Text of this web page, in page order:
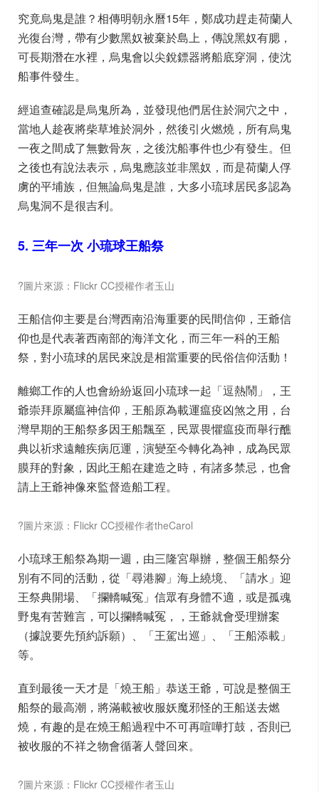
究竟烏鬼是誰？相傳明朝永曆15年，鄭成功趕走荷蘭人
光復台灣，帶有少數黑奴被棄於島上，傳說黑奴有腮，
可長期潛在水裡，烏鬼會以尖銳鏢器將船底穿洞，使沈
船事件發生。
經追查確認是烏鬼所為，並發現他們居住於洞穴之中，
當地人趁夜將柴草堆於洞外，然後引火燃燒，所有烏鬼
一夜之間成了無數骨灰，之後沈船事件也少有發生。但
之後也有說法表示，烏鬼應該並非黑奴，而是荷蘭人俘
虜的平埔族，但無論烏鬼是誰，大多小琉球居民多認為
烏鬼洞不是很吉利。
5. 三年一次 小琉球王船祭
?圖片來源：Flickr CC授權作者玉山
王船信仰主要是台灣西南沿海重要的民間信仰，王爺信
仰也是代表著西南部的海洋文化，而三年一科的王船
祭，對小琉球的居民來說是相當重要的民俗信仰活動！
離鄉工作的人也會紛紛返回小琉球一起「逗熱鬧」，王
爺崇拜原屬瘟神信仰，王船原為載運瘟疫凶煞之用，台
灣早期的王船祭多因王船飄至，民眾畏懼瘟疫而舉行醮
典以祈求遠離疾病厄運，演變至今轉化為神，成為民眾
膜拜的對象，因此王船在建造之時，有諸多禁忌，也會
請上王爺神像來監督造船工程。
?圖片來源：Flickr CC授權作者theCarol
小琉球王船祭為期一週，由三隆宮舉辦，整個王船祭分
別有不同的活動，從「尋港腳」海上繞境、「請水」迎
王祭典開場、「攔轎喊冤」信眾有身體不適，或是孤魂
野鬼有苦難言，可以攔轎喊冤，，王爺就會受理辦案
（據說要先預約訴願）、「王駕出巡」、「王船添載」
等。
直到最後一天才是「燒王船」恭送王爺，可說是整個王
船祭的最高潮，將滿載被收服妖魔邪怪的王船送去燃
燒，有趣的是在燒王船過程中不可再喧嘩打鼓，否則已
被收服的不祥之物會循著人聲回來。
?圖片來源：Flickr CC授權作者玉山